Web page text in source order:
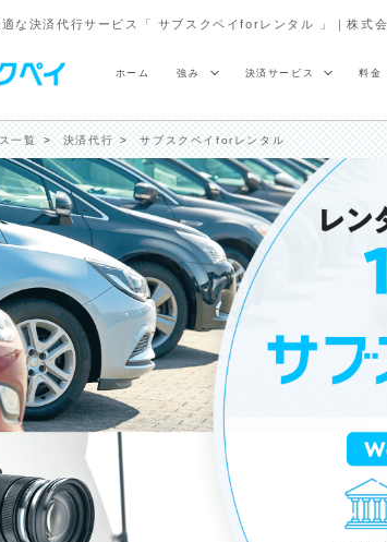
な決済代行サービス「 サブスクペイforレンタル 」｜株式
ホーム 強み 決済サービス 料金
一覧 決済代行 サブスクペイforレンタル